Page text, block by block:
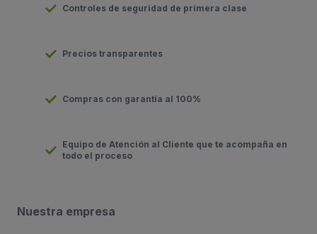
Controles de seguridad de primera clase
Precios transparentes
Compras con garantía al 100%
Equipo de Atención al Cliente que te acompaña en
todo el proceso
Nuestra empresa